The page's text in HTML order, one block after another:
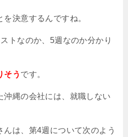
決意するんですね。
トなのか、5週なのか分かり
そう です。
沖縄の会社には、就職しない
んは、第4週について次のよう